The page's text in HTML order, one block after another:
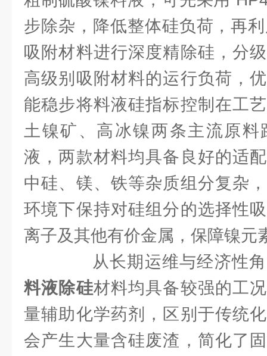
步除杂，降低整体硅负荷，再
吸附材料进行深度精除硅，分
高级别吸附材料的运行负荷，
能稳步将料液硅指标控制在工
土镍矿、高冰镍两条主流原
液，两款材料均具备良好的适
中硅、镁、铁等杂质组分复杂
环境下保持对硅组分的选择性
离子及其他有价金属，保障镍元
从长期运维与经济性角
料液除硅材料均具备较强的工
量辅助化学药剂，区别于传统
会产生大量含硅废渣，简化了